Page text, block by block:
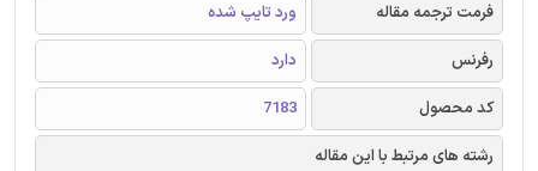
فرمت ترجمه مقاله
ورد تایپ شده
رفرنس
دارد
کد محصول
7183
رشته های مرتبط با این مقاله